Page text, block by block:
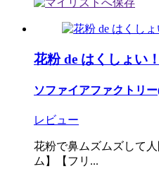
花粉 de はくしょい！
ソファイアファクトリ
レビュー
花粉で鼻ムズムズして
ム】【フリ...